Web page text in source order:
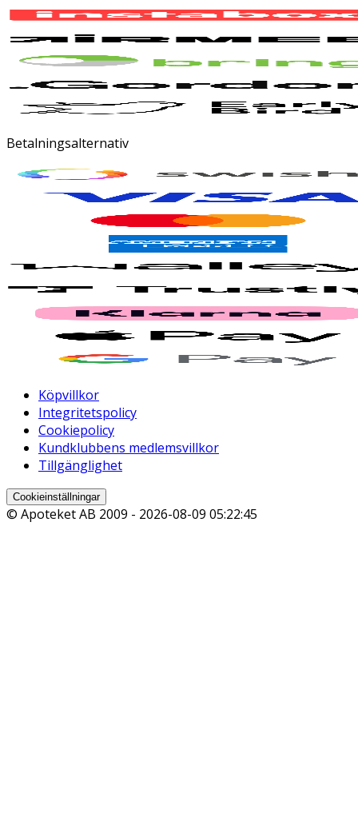
Betalningsalternativ
Köpvillkor
Integritetspolicy
Cookiepolicy
Kundklubbens medlemsvillkor
Tillgänglighet
Cookieinställningar
© Apoteket AB 2009 - 2026-08-09 05:22:45